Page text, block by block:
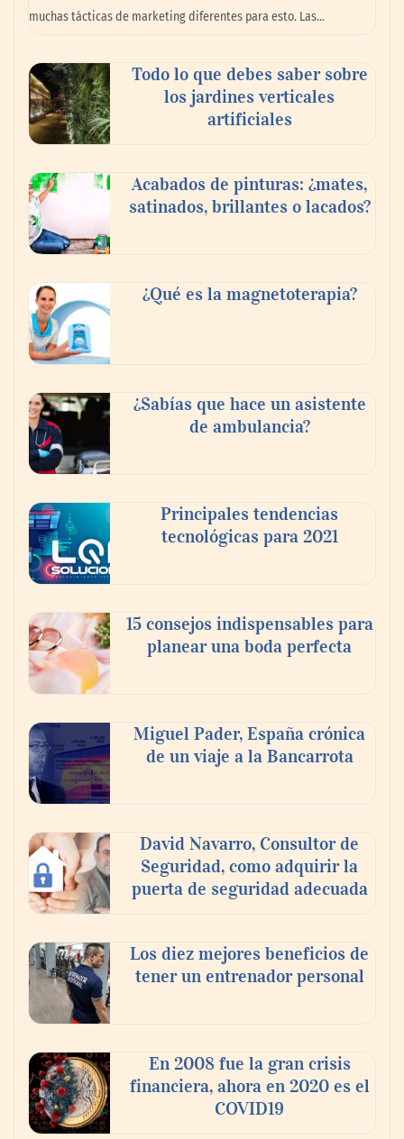
El nuevo mapa de zonas tensionadas abre
nuevos frentes legales para propietarios e
inquilinos en Cataluña
La luz roja, el nuevo aftersun, actúa en la
recuperación de la piel después del sol
Eulalia Roig lanza ‘The Journal’, una
fotografía editorial
El voto del público será decisivo para
elegir a los ganadores del X Concurso de
Cementerios de España
muchas tácticas de marketing diferentes para esto. Las…
Todo lo que debes saber sobre
los jardines verticales
artificiales
Acabados de pinturas: ¿mates,
satinados, brillantes o lacados?
¿Qué es la magnetoterapia?
¿Sabías que hace un asistente
de ambulancia?
Principales tendencias
tecnológicas para 2021
15 consejos indispensables para
planear una boda perfecta
Miguel Pader, España crónica
de un viaje a la Bancarrota
David Navarro, Consultor de
Seguridad, como adquirir la
puerta de seguridad adecuada
Los diez mejores beneficios de
tener un entrenador personal
En 2008 fue la gran crisis
financiera, ahora en 2020 es el
COVID19